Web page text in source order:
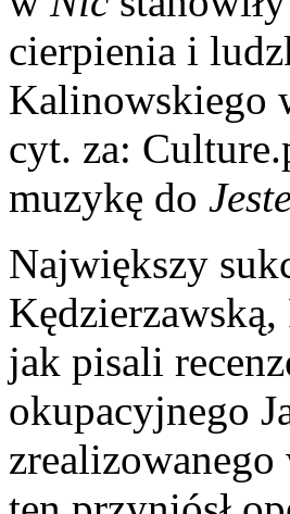
cierpienia i
Kalinowskiego
cyt. za:
muzykę do
Największy
Kędzierzawską,
jak pisali
okupacyjnego